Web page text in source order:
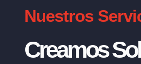
Nuestros
Creamos